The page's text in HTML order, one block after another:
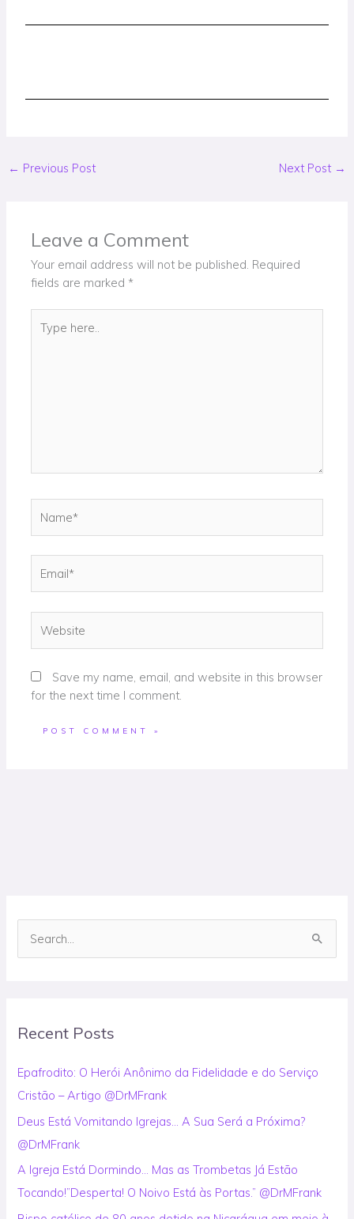
c
f
o
r
:
Recent Posts
Epafrodito: O Herói Anônimo da Fidelidade e do Serviço
Cristão – Artigo @DrMFrank
Deus Está Vomitando Igrejas… A Sua Será a Próxima?
@DrMFrank
A Igreja Está Dormindo… Mas as Trombetas Já Estão
Tocando!”Desperta! O Noivo Está às Portas.” @DrMFrank
← Previous Post Next Post →
Leave a Comment
Your email address will not be published. Required
fields are marked *
here..
Save my name, email, and website in this browser
for the next time I comment.